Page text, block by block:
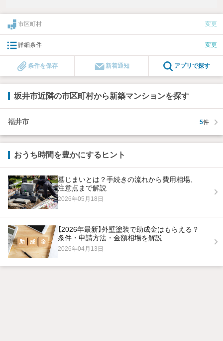
市区町村 変更
詳細条件 変更
条件を保存 新着通知 アプリで探す
坂井市近隣の市区町村から新築マンションを探す
福井市 5件
おうち時間を豊かにするヒント
墓じまいとは？手続きの流れから費用相場、
注意点まで解説
2026年05月18日
【2026年最新】外壁塗装で助成金はもらえる？
条件・申請方法・金額相場を解説
2026年04月13日